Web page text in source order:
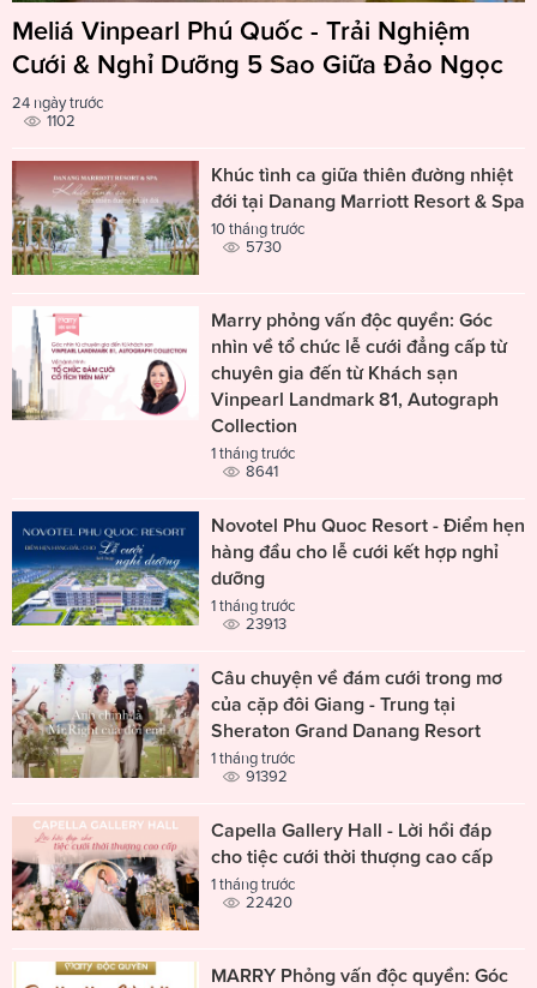
Meliá Vinpearl Phú Quốc - Trải Nghiệm
Cưới & Nghỉ Dưỡng 5 Sao Giữa Đảo Ngọc
24 ngày trước
1102
Khúc tình ca giữa thiên đường nhiệt
đới tại Danang Marriott Resort & Spa
10 tháng trước
5730
Marry phỏng vấn độc quyền: Góc
nhìn về tổ chức lễ cưới đẳng cấp từ
chuyên gia đến từ Khách sạn
Vinpearl Landmark 81, Autograph
Collection
1 tháng trước
8641
Novotel Phu Quoc Resort - Điểm hẹn
hàng đầu cho lễ cưới kết hợp nghỉ
dưỡng
1 tháng trước
23913
Câu chuyện về đám cưới trong mơ
của cặp đôi Giang - Trung tại
Sheraton Grand Danang Resort
1 tháng trước
91392
Capella Gallery Hall - Lời hồi đáp
cho tiệc cưới thời thượng cao cấp
1 tháng trước
22420
MARRY Phỏng vấn độc quyền: Góc